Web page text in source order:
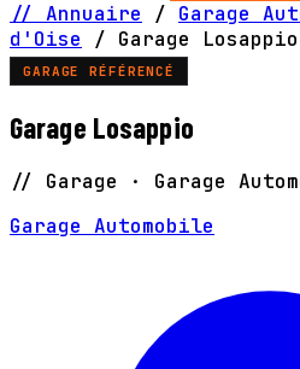
// Annuaire / Garage
d'Oise
/ Garage Losappio
GARAGE RÉFÉRENCÉ
Garage Losappio
// Garage · Garage
Garage Automobile